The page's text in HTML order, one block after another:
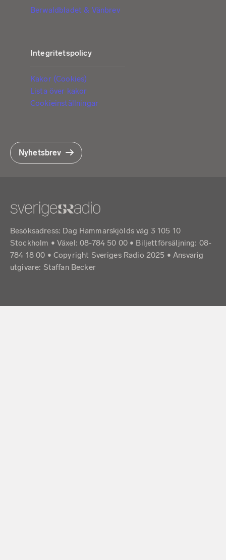
Berwaldbladet & Vänbrev
Integritetspolicy
Kakor (Cookies)
Lista över kakor
Cookieinställningar
Nyhetsbrev
Besöksadress: Dag Hammarskjölds väg 3 105 10
Stockholm • Växel: 08-784 50 00 • Biljettförsäljning: 08-
784 18 00 • Copyright Sveriges Radio 2025 •Ansvarig
utgivare: Staffan Becker